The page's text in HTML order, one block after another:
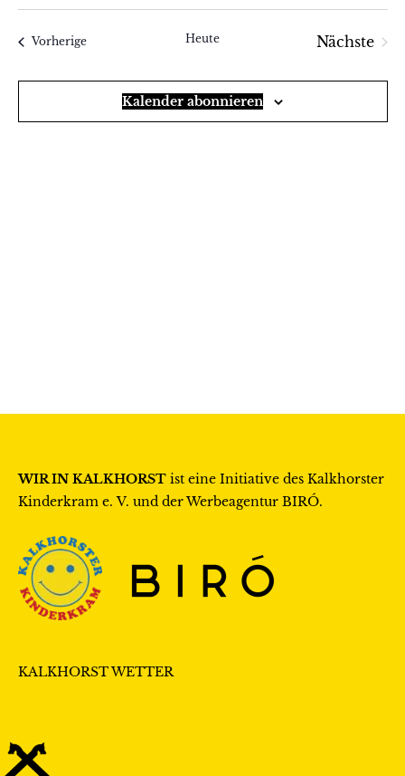
VorherigeVeranstaltungen Heute
Nächste
Kalender abonnieren
WIR IN KALKHORST ist eine Initiative des Kalkhorster
Kinderkram e. V. und der Werbeagentur BIRÓ.
KALKHORST WETTER